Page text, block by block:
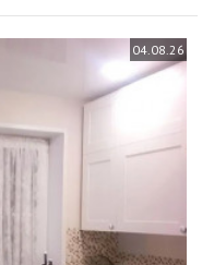
04.08.26